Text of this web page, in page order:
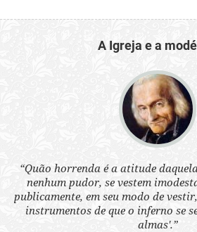
A Igreja e a
“Quão horrenda é a atitude
nenhum pudor, se vestem
publicamente, em seu modo de
instrumentos de que o inferno se
almas'.”